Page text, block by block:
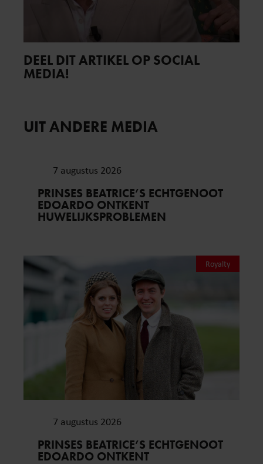
DEEL DIT ARTIKEL OP SOCIAL
MEDIA!
UIT ANDERE MEDIA
7 augustus 2026
PRINSES BEATRICE’S ECHTGENOOT
EDOARDO ONTKENT
HUWELIJKSPROBLEMEN
Royalty
7 augustus 2026
PRINSES BEATRICE’S ECHTGENOOT
EDOARDO ONTKENT